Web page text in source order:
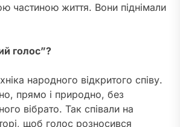
частиною життя. Вони піднімали
голос”?
народного відкритого співу.
прямо і природно, без
вібрато. Так співали на
щоб голос розносився